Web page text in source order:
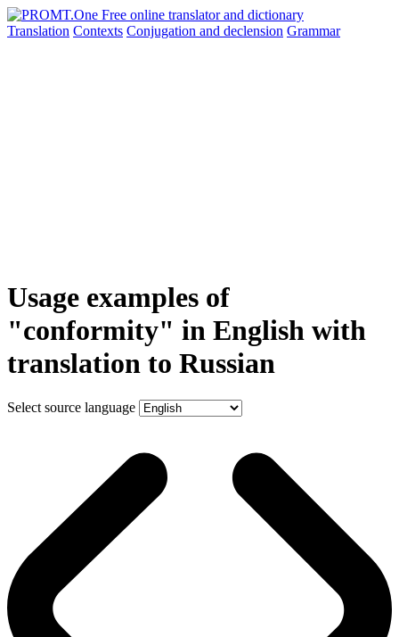
Translation Contexts Conjugation and declension Grammar
Usage examples of
"conformity" in English with
translation to Russian
Select source language